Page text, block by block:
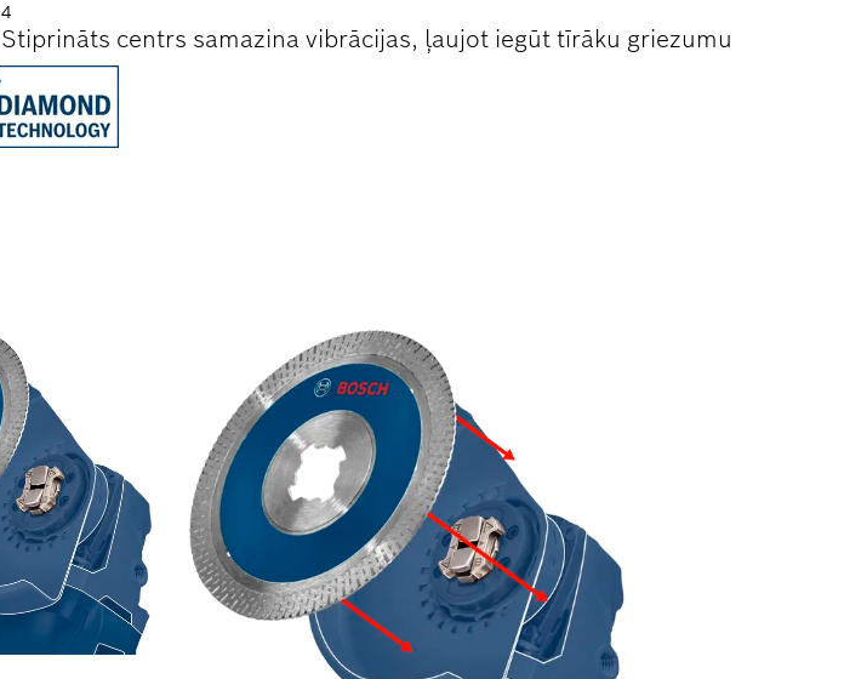
4
Stiprināts centrs samazina vibrācijas, ļaujot iegūt tīrāku griezumu